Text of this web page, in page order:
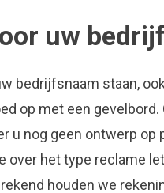
uw
bedrijfsnaam staan,
op met een
u nog geen ontwerp
over het type reclame
houden we